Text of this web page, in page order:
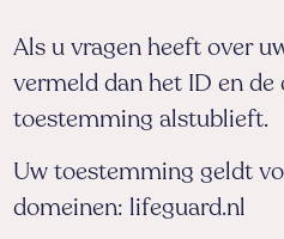
Als u vragen heeft over
vermeld dan het ID en de
toestemming alstublieft.
Uw toestemming geldt
domeinen: lifeguard.nl